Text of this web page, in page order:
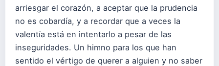
arriesgar el corazón, a aceptar que la prudencia
no es cobardía, y a recordar que a veces la
valentía está en intentarlo a pesar de las
inseguridades. Un himno para los que han
sentido el vértigo de querer a alguien y no saber